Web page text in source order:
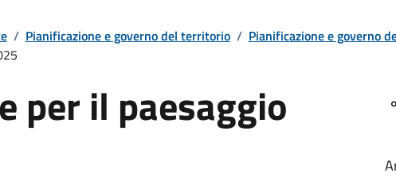
/ Pianificazione e governo del territorio / Pianificazione e governo
per il paesaggio